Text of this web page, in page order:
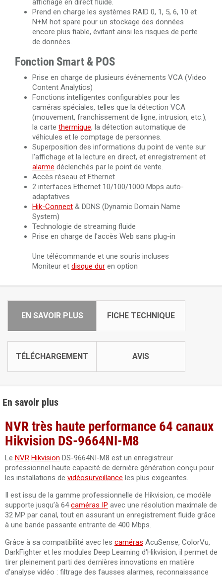
affichage en direct fluide.
Prend en charge les systèmes RAID 0, 1, 5, 6, 10 et
N+M hot spare pour un stockage des données
encore plus fiable, évitant ainsi les risques de perte
de données.
Fonction Smart & POS
Prise en charge de plusieurs événements VCA (Video
Content Analytics)
Fonctions intelligentes configurables pour les
caméras spéciales, telles que la détection VCA
(mouvement, franchissement de ligne, intrusion, etc.),
la carte thermique, la détection automatique de
véhicules et le comptage de personnes.
Superposition des informations du point de vente sur
l'affichage et la lecture en direct, et enregistrement et
alarme déclenchés par le point de vente.
Accès réseau et Ethernet
2 interfaces Ethernet 10/100/1000 Mbps auto-
adaptatives
Hik-Connect & DDNS (Dynamic Domain Name
System)
Technologie de streaming fluide
Prise en charge de l'accès Web sans plug-in
Une télécommande et une souris incluses
Moniteur et disque dur en option
EN SAVOIR PLUS FICHE TECHNIQUE
TÉLÉCHARGEMENT AVIS
En savoir plus
NVR très haute performance 64 canaux
Hikvision DS-9664NI-M8
Le NVR Hikvision DS-9664NI-M8 est un enregistreur
professionnel haute capacité de dernière génération conçu pour
les installations de vidéosurveillance les plus exigeantes.
Il est issu de la gamme professionnelle de Hikvision, ce modèle
supporte jusqu’à 64caméras IP avec une résolution maximale de
32 MP par canal, tout en assurant un enregistrement fluide grâce
à une bande passante entrante de 400 Mbps.
Grâce à sa compatibilité avec les caméras AcuSense, ColorVu,
DarkFighter et les modules Deep Learning d'Hikvision, il permet de
tirer pleinement parti des dernières innovations en matière
d'analyse vidéo : filtrage des fausses alarmes, reconnaissance